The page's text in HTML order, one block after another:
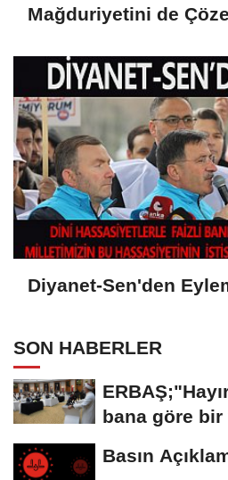
Mağduriyetini de
Diyanet-Sen'den
SON HABERLER
bana göre bir
Basın